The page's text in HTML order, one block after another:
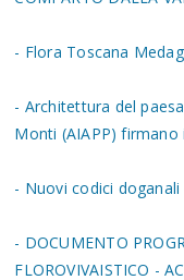
- Flora Toscana
- Architettura del
Monti (AIAPP) firmano
- Nuovi codici
- DOCUMENTO
FLOROVIVAISTICO -